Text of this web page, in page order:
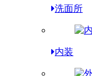
洗面所
内装